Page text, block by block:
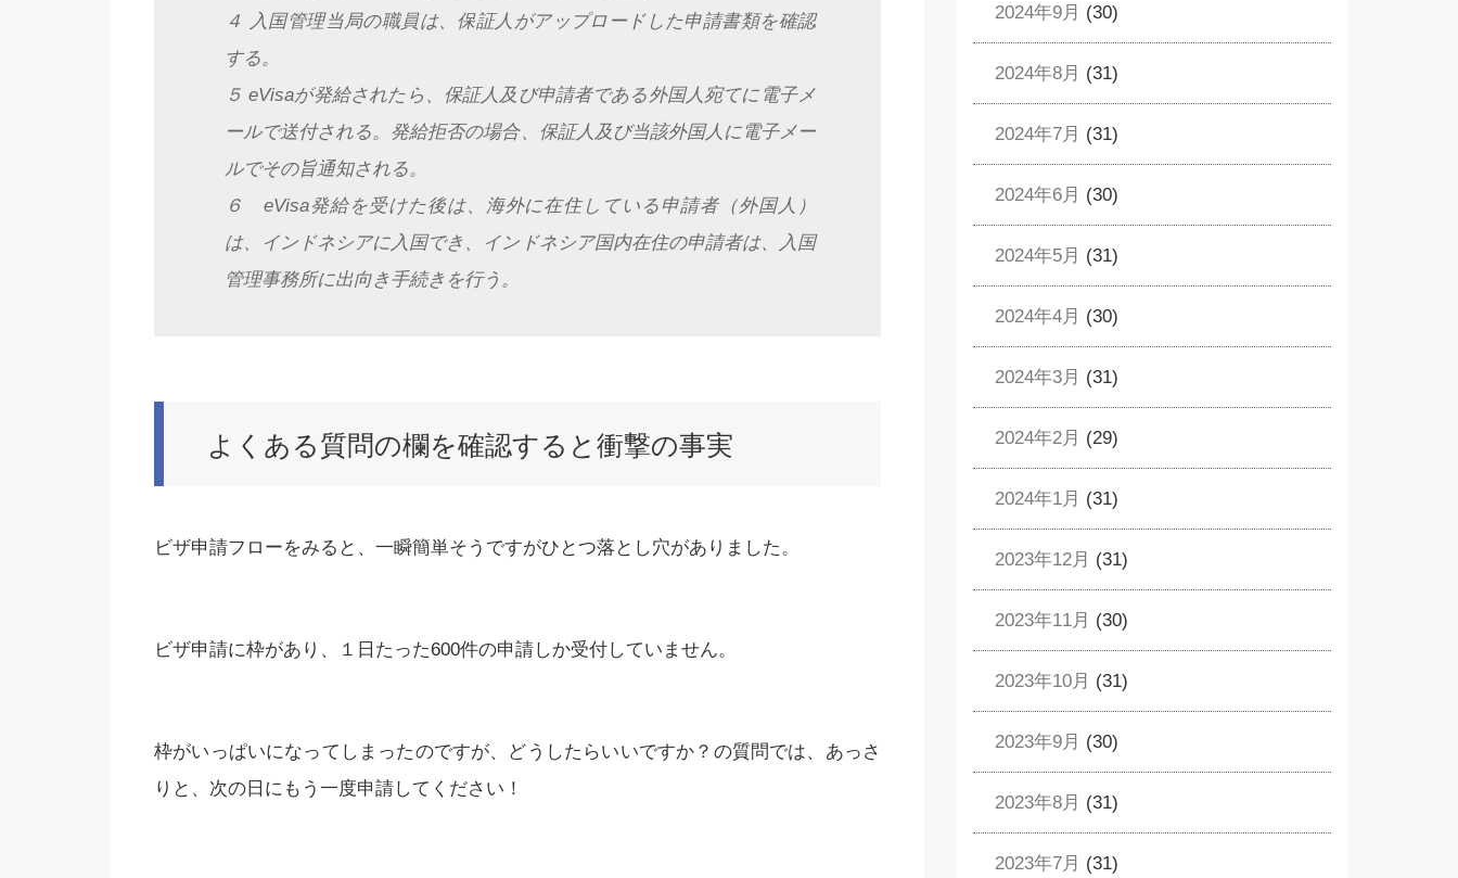
４ 入国管理当局の職員は、保証人がアップロードした申請書類を確認
する。
５ eVisaが発給されたら、保証人及び申請者である外国人宛てに電子メ
ールで送付される。発給拒否の場合、保証人及び当該外国人に電子メー
ルでその旨通知される。
６ eVisa発給を受けた後は、海外に在住している申請者（外国人）
は、インドネシアに入国でき、インドネシア国内在住の申請者は、入国
管理事務所に出向き手続きを行う。
よくある質問の欄を確認すると衝撃の事実
ビザ申請フローをみると、一瞬簡単そうですがひとつ落とし穴がありました。
ビザ申請に枠があり、１日たった600件の申請しか受付していません。
枠がいっぱいになってしまったのですが、どうしたらいいですか？の質問では、あっさ
りと、次の日にもう一度申請してください！
2024年9月 (30)
2024年8月 (31)
2024年7月 (31)
2024年6月 (30)
2024年5月 (31)
2024年4月 (30)
2024年3月 (31)
2024年2月 (29)
2024年1月 (31)
2023年12月 (31)
2023年11月 (30)
2023年10月 (31)
2023年9月 (30)
2023年8月 (31)
2023年7月 (31)